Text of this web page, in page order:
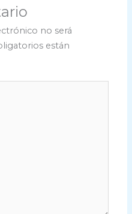
no será
están